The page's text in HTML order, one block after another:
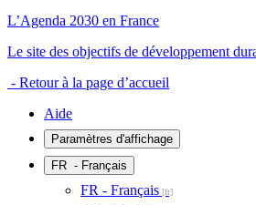
L’Agenda 2030 en France
Le site des objectifs de développement
- Retour à la page d’accueil
Aide
Paramètres d'affichage
FR - Français
FR - Français